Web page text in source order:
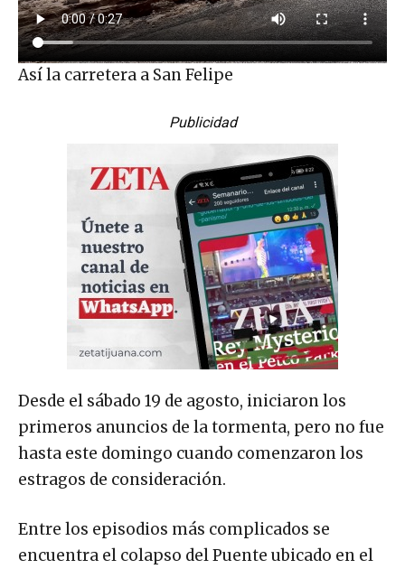
Así la carretera a San Felipe
Publicidad
Desde el sábado 19 de agosto, iniciaron los
primeros anuncios de la tormenta, pero no fue
hasta este domingo cuando comenzaron los
estragos de consideración.
Entre los episodios más complicados se
encuentra el colapso del Puente ubicado en el